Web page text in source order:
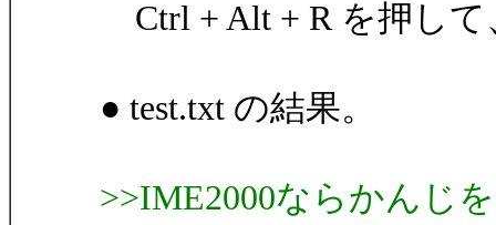
Ctrl + Alt + R を押して
● test.txt の結果。
>>IME2000ならかんじ